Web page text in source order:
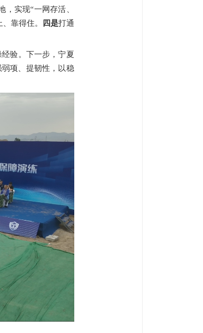
，实现“一网存活、
靠得住。 四是打通
验。下一步，宁夏
项、提韧性，以稳